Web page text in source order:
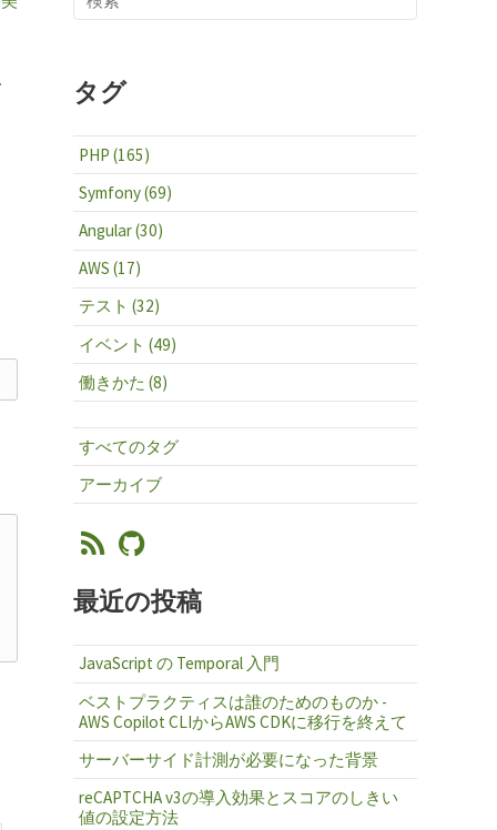
タグ
PHP (165)
Symfony (69)
Angular (30)
AWS (17)
テスト (32)
イベント (49)
働きかた (8)
すべてのタグ
アーカイブ
最近の投稿
JavaScript の Temporal 入門
ベストプラクティスは誰のためのものか -
AWS Copilot CLIからAWS CDKに移行を終えて
サーバーサイド計測が必要になった背景
reCAPTCHA v3の導入効果とスコアのしきい
値の設定方法